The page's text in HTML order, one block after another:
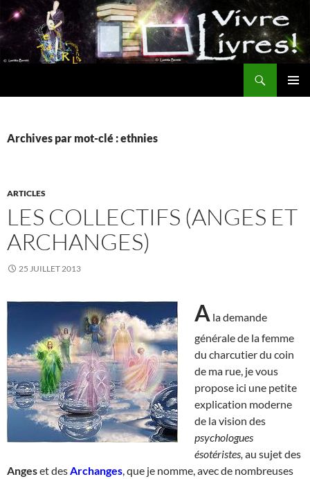
Aller
au
contenu
Archives par mot-clé : ethnies
ARTICLES
LES COLLECTIFS (ANGES ET
ARCHANGES)
25 JUILLET 2013
A la demande
générale de la femme
du charcutier du coin
de ma rue, je vous
propose ici une petite
explication moderne
de la vision des
psychologues
ésotéristes, au sujet des
Angeset des Archanges , que je nomme, avec de nombreuses